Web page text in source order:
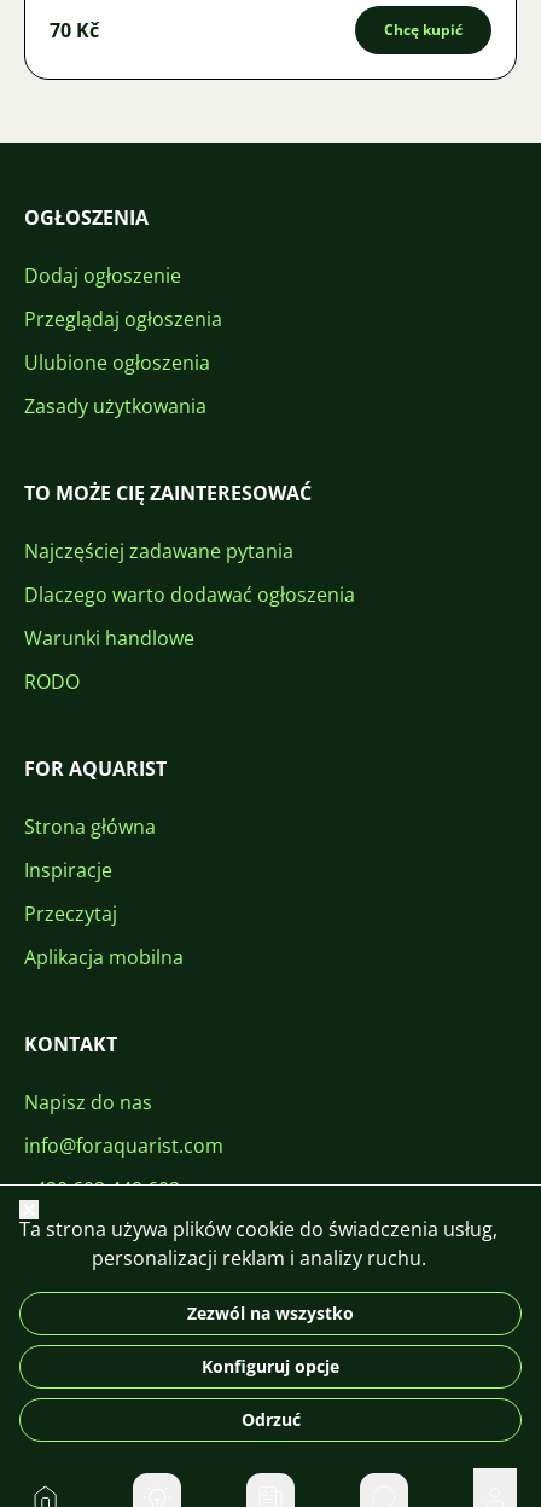
70 Kč Chcę kupić
OGŁOSZENIA
Dodaj ogłoszenie
Przeglądaj ogłoszenia
Ulubione ogłoszenia
Zasady użytkowania
TO MOŻE CIĘ ZAINTERESOWAĆ
Najczęściej zadawane pytania
Dlaczego warto dodawać ogłoszenia
Warunki handlowe
RODO
FOR AQUARIST
Strona główna
Inspiracje
Przeczytaj
Aplikacja mobilna
KONTAKT
Napisz do nas
info@foraquarist.com
+420 603 449 602
DE
© 2026 For Aquarist
Zamknij
Ta strona używa plików cookie do świadczenia usług,
personalizacji reklam i analizy ruchu.
Zezwól na wszystko
Konfiguruj opcje
Odrzuć